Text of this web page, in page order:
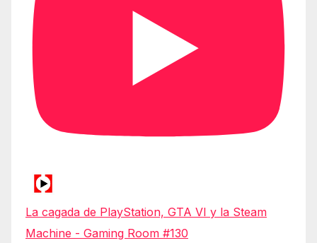
La cagada de PlayStation, GTA VI y la Steam
Machine - Gaming Room #130